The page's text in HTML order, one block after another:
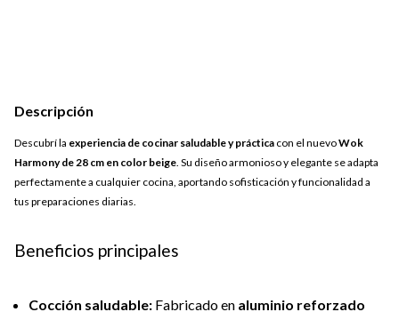
Descripción
Descubrí la experiencia de cocinar saludable y práctica con el nuevoWok
Harmony de 28 cm en color beige. Su diseño armonioso y elegante se adapta
perfectamente a cualquier cocina, aportando sofisticación y funcionalidad a
tus preparaciones diarias.
Beneficios principales
Cocción saludable: Fabricado en aluminio reforzado